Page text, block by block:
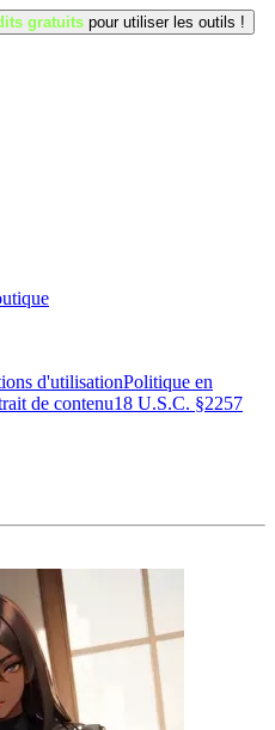
gratuits pour utiliser les outils !
d'utilisationPolitique en
de contenu18 U.S.C. §2257